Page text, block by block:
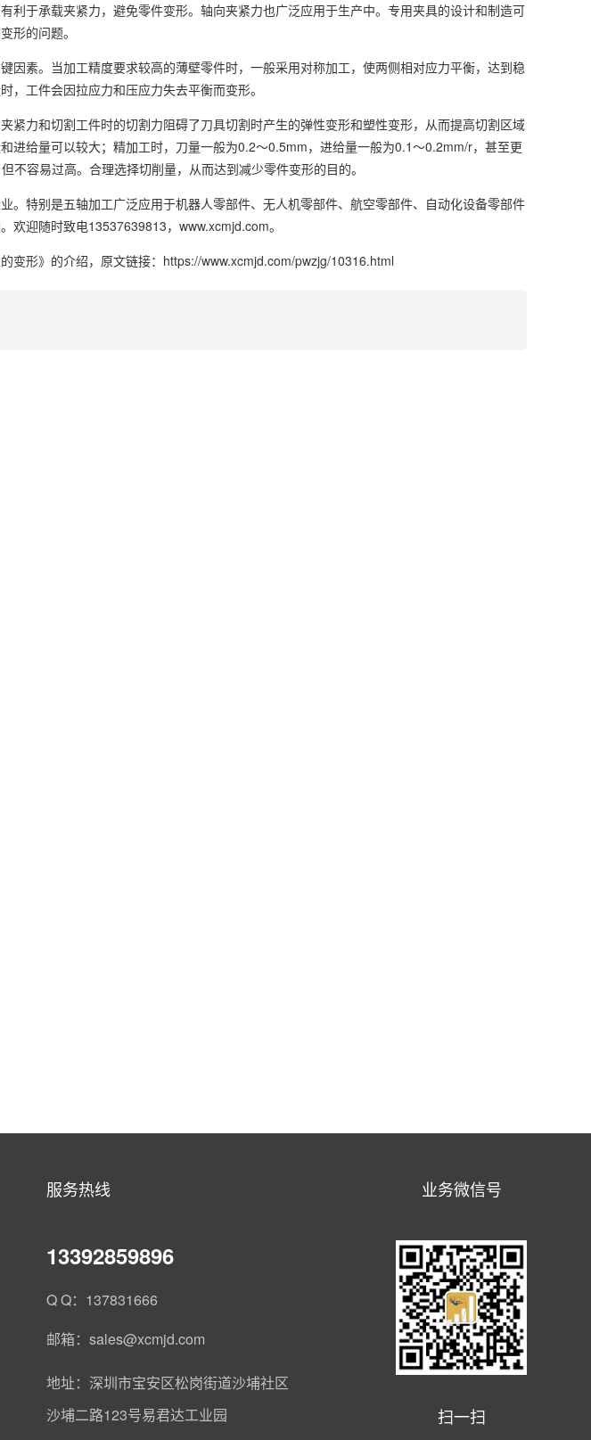
利于承载夹紧力，避免零件变形。轴向夹紧力也广泛应用于生产中。专用夹具的设计和制造可
形的问题。
因素。当加工精度要求较高的薄壁零件时，一般采用对称加工，使两侧相对应力平衡，达到稳
，工件会因拉应力和压应力失去平衡而变形。
紧力和切割工件时的切割力阻碍了刀具切割时产生的弹性变形和塑性变形，从而提高切割区域
进给量可以较大；精加工时，刀量一般为0.2～0.5mm，进给量一般为0.1～0.2mm/r，甚至更
容易过高。合理选择切削量，从而达到减少零件变形的目的。
。特别是五轴加工广泛应用于机器人零部件、无人机零部件、航空零部件、自动化设备零部件
欢迎随时致电13537639813，www.xcmjd.com。
变形》 的介绍，原文链接： https://www.xcmjd.com/pwzjg/10316.html
服务热线
13392859896
Q Q：137831666
邮箱：sales@xcmjd.com
地址：深圳市宝安区松岗街道沙埔社区
沙埔二路123号易君达工业园
业务微信号
扫一扫